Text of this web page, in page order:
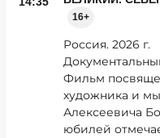
16+
Россия. 2026 г.
Фильм
художника и
Алексеевича
юбилей